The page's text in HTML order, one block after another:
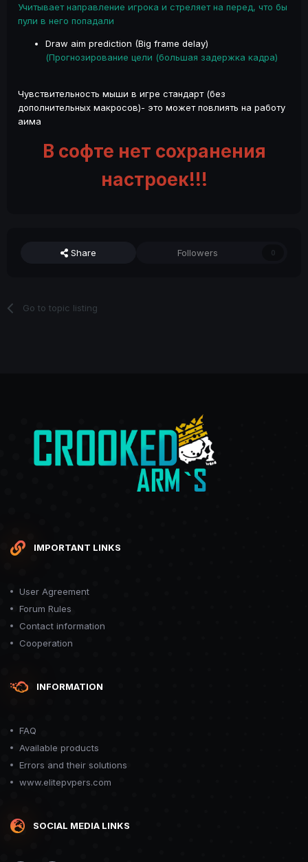
Учитывает направление игрока и стреляет на перед, что бы
пули в него попадали
Draw aim prediction (Big frame delay)
(Прогнозирование цели (большая задержка кадра)
Чувствительность мыши в игре стандарт (без
дополнительных макросов)- это может повлиять на работу
аима
В софте нет сохранения
настроек!!!
Share Followers 0
Go to topic listing
IMPORTANT LINKS
User Agreement
Forum Rules
Contact information
Cooperation
INFORMATION
FAQ
Available products
Errors and their solutions
www.elitepvpers.com
SOCIAL MEDIA LINKS